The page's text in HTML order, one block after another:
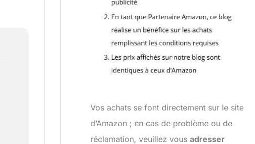
Vos achats se font directement sur le site
d’Amazon ; en cas de problème ou de
réclamation, veuillez vousadresser